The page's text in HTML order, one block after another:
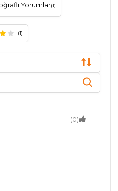
Yorumlar(1)
(1)
(0)